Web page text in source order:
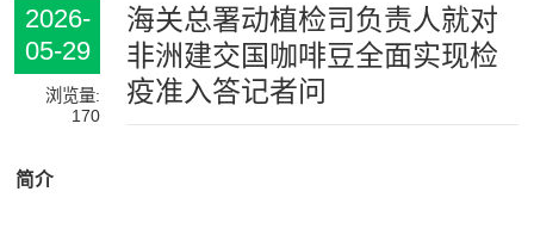
2026-
05-29
浏览量:
170
海关总署动植检司负责人就对
非洲建交国咖啡豆全面实现检
疫准入答记者问
简介
食品进口报关
其他杂项进口报
关清关